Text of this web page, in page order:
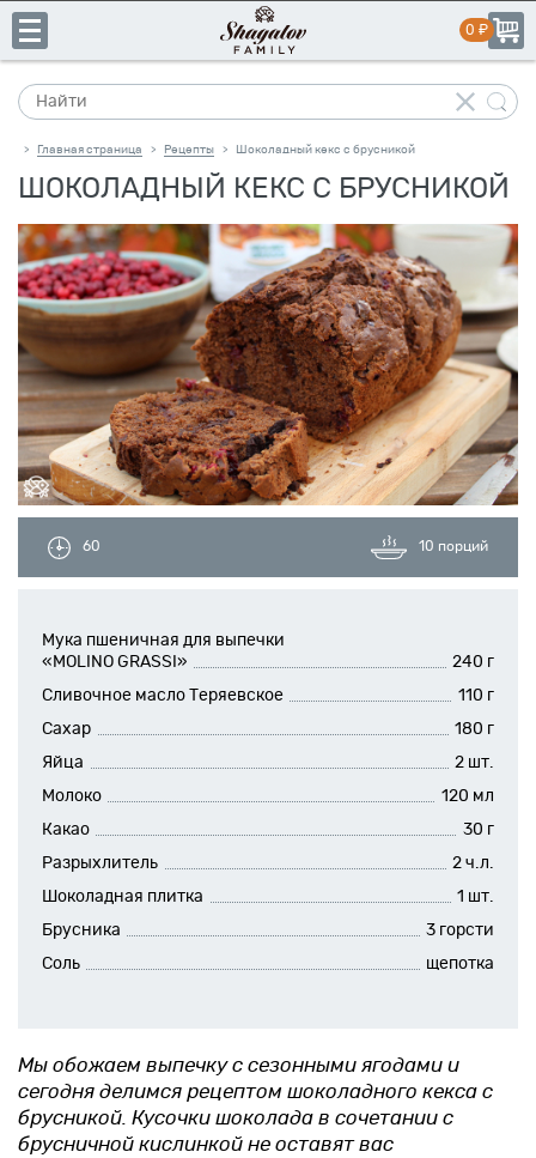
+7
(831)
413-
14-
41
Каталог
Свое
производство
Новинки
Рецепты
Блог
Оплата/доставка
Контакты
О нас
пн-пт:10:00–19:00
сб-вс:выходной
Главная страница > Рецепты > Шоколадный кекс с брусникой
ШОКОЛАДНЫЙ КЕКС С БРУСНИКОЙ
60 10 порций
Мука пшеничная для выпечки
«MOLINO GRASSI»
240 г
Сливочное масло Теряевское
110 г
Сахар
180 г
Яйца
2 шт.
Молоко
120 мл
Какао
30 г
Разрыхлитель
2 ч.л.
Шоколадная плитка
1 шт.
Брусника
3 горсти
Соль
щепотка
Мы обожаем выпечку с сезонными ягодами и
сегодня делимся рецептом шоколадного кекса с
брусникой. Кусочки шоколада в сочетании с
брусничной кислинкой не оставят вас